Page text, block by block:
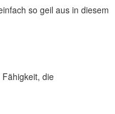
so geil aus in diesem
die